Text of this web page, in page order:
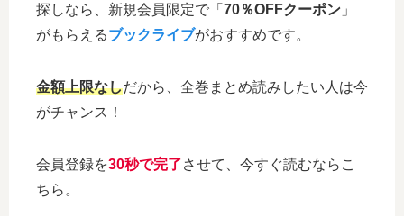
探しなら、新規会員限定で「 70％OFFクーポン 」
がもらえるブックライブがおすすめです。
金額上限なしだから、全巻まとめ読みしたい人は今
がチャンス！
会員登録を30秒で完了させて、今すぐ読むならこ
ちら。